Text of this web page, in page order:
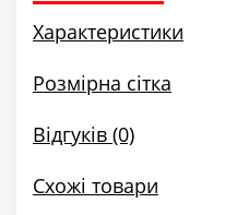
Характеристики
Розмірна сітка
Відгуків (0)
Схожі товари